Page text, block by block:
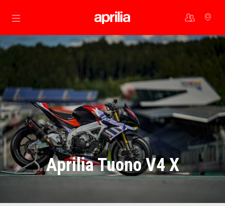
Ga naar de hoofdcontent
Aprilia Tuono V4 X